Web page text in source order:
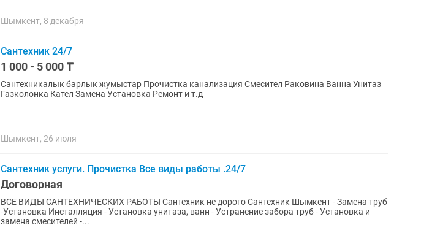
Шымкент, 8 декабря
Сантехник 24/7
1 000 - 5 000 ₸
Сантехникалык барлык жумыстар Прочистка канализация Смесител Раковина Ванна Унитаз
Газколонка Кател Замена Установка Ремонт и т.д
Шымкент, 26 июля
Сантехник услуги. Прочистка Все виды работы .24/7
Договорная
ВСЕ ВИДЫ САНТЕХНИЧЕСКИХ РАБОТЫ Сантехник не дорого Сантехник Шымкент - Замена труб
-Установка Инсталляция - Установка унитаза, ванн - Устранение забора труб - Установка и
замена смесителей -...